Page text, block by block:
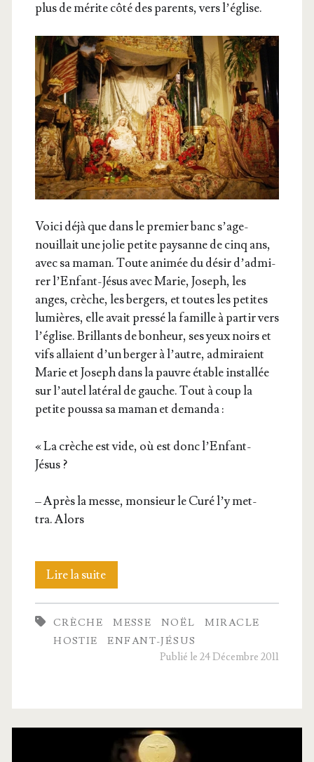
plus de mérite côté des parents, vers l’église.
Voi­ci déjà que dans le pre­mier banc s’a­ge­
nouillait une jolie petite pay­sanne de cinq ans,
avec sa maman. Toute ani­mée du désir d’ad­mi­
rer l’En­fant-Jésus avec Marie, Joseph, les
anges, crèche, les ber­gers, et toutes les petites
lumières, elle avait pres­sé la famille à par­tir vers
l’é­glise. Brillants de bon­heur, ses yeux noirs et
vifs allaient d’un ber­ger à l’autre, admi­raient
Marie et Joseph dans la pauvre étable ins­tal­lée
sur l’au­tel laté­ral de gauche. Tout à coup la
petite pous­sa sa maman et demanda :
« La crèche est vide, où est donc l’Enfant-
Jésus ?
– Après la messe, mon­sieur le Curé l’y met­
tra. Alors
Lire la suiteUn
soir
de
CRÈCHE MESSE NOËL
MIRACLE
HOSTIE
ENFANT-JÉSUS
Publié le 24 Décembre 2011